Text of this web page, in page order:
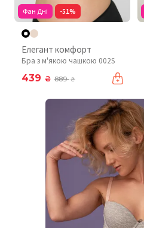
Фан Дні -51%
Елегант комфорт
Бра з м'якою чашкою 002S
439 ₴ 889₴